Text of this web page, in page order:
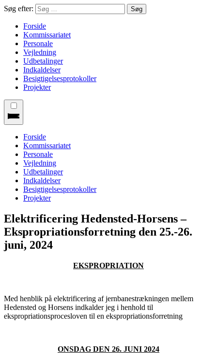
Søg efter:
Forside
Kommissariatet
Personale
Vejledning
Udbetalinger
Indkaldelser
Besigtigelsesprotokoller
Projekter
Forside
Kommissariatet
Personale
Vejledning
Udbetalinger
Indkaldelser
Besigtigelsesprotokoller
Projekter
Elektrificering Hedensted-Horsens –
Ekspropriationsforretning den 25.-26.
juni, 2024
EKSPROPRIATION
Med henblik på elektrificering af jernbanestrækningen mellem
Hedensted og Horsens indkalder jeg i henhold til
ekspropriationsprocesloven til en ekspropriationsforretning
ONSDAG DEN 26. JUNI 2024